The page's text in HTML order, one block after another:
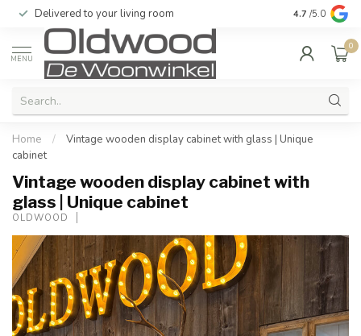
Delivered to your living room Quality &
4.7 /5.0
MENU
0
Home /
Vintage wooden display cabinet with glass | Unique
cabinet
Vintage wooden display cabinet with
glass | Unique cabinet
OLDWOOD